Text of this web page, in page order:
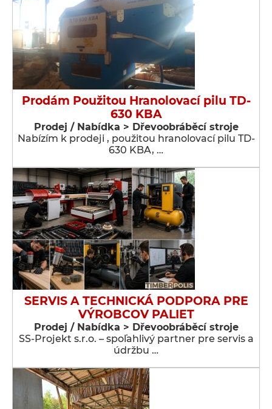
Prodám Použitou Hranolovací pilu TD-
630 KBA
Prodej / Nabídka > Dřevoobráběcí stroje
Nabízím k prodeji , použitou hranolovací pilu TD-
630 KBA, …
SERVIS A TECHNICKÁ PODPORA PRE
VÝROBCOV PALIET
Prodej / Nabídka > Dřevoobráběcí stroje
SS-Projekt s.r.o. – spoľahlivý partner pre servis a
údržbu …